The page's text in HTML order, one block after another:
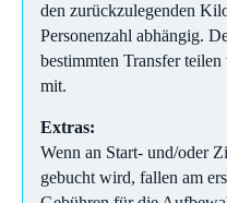
den zurückzulegenden
Personenzahl abhängig.
bestimmten Transfer
mit.
Extras:
Wenn an Start- und/oder
gebucht wird, fallen am